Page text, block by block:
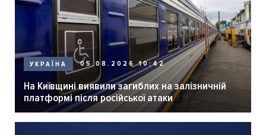
УКРАЇНА 05.08.2026 10:42
На Київщині виявили загиблих на залізничній
платформі після російської атаки